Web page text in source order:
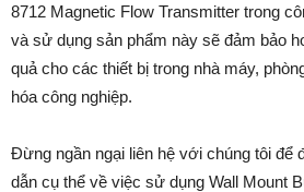
8712 Magnetic Flow Transmitter trong
và sử dụng sản phẩm này sẽ đảm bảo
quả cho các thiết bị trong nhà máy,
hóa công nghiệp.
Đừng ngần ngại liên hệ với chúng tôi
dẫn cụ thể về việc sử dụng Wall Mount